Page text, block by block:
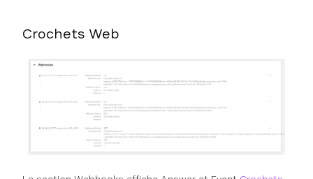
Crochets Web